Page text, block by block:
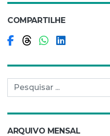
COMPARTILHE
Compartilhar no
Compartilhar
Pesquisar por:
ARQUIVO MENSAL